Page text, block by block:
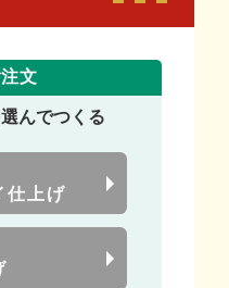
文
んでつくる
仕上げ